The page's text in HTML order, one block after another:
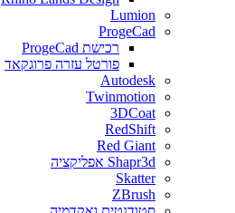
Lumion
ProgeCad
רכישת ProgeCad
פורטל עזרה פרוגקאד
Autodesk
Twinmotion
3DCoat
RedShift
Red Giant
Shapr3d אפליקציה
Skatter
ZBrush